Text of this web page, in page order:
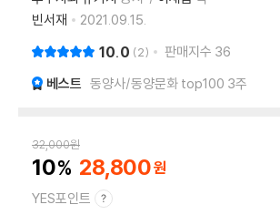
빈서재
2021.09.15.
10.0 2 판매지수 36
베스트 동양사/동양문화 top100 3주
32,000원
10 28,800
YES포인트